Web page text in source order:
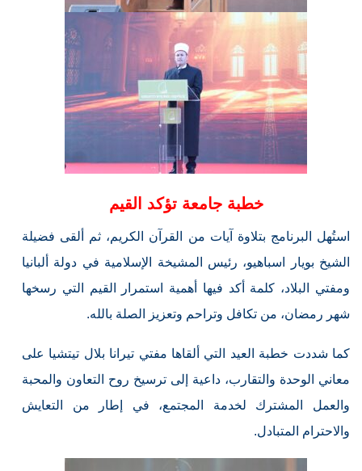
خطبة جامعة تؤكد القيم
استُهل البرنامج بتلاوة آيات من القرآن الكريم، ثم ألقى فضيلة
الشيخ بويار اسباهيو، رئيس المشيخة الإسلامية في دولة ألبانيا
ومفتي البلاد، كلمة أكد فيها أهمية استمرار القيم التي رسخها
شهر رمضان، من تكافل وتراحم وتعزيز الصلة بالله.
كما شددت خطبة العيد التي ألقاها مفتي تيرانا بلال تيتشيا على
معاني الوحدة والتقارب، داعية إلى ترسيخ روح التعاون والمحبة
والعمل المشترك لخدمة المجتمع، في إطار من التعايش
والاحترام المتبادل.